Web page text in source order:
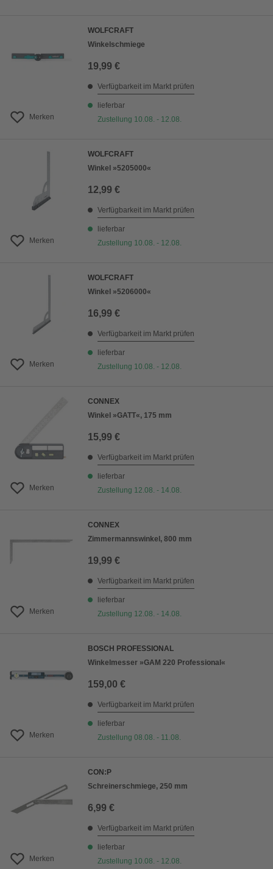
Merken
WOLFCRAFT
Winkelschmiege
19,99 €
Verfügbarkeit im Markt prüfen
lieferbar
Zustellung 10.08. - 12.08.
Merken
WOLFCRAFT
Winkel »5205000«
12,99 €
Verfügbarkeit im Markt prüfen
lieferbar
Zustellung 10.08. - 12.08.
Merken
WOLFCRAFT
Winkel »5206000«
16,99 €
Verfügbarkeit im Markt prüfen
lieferbar
Zustellung 10.08. - 12.08.
Merken
CONNEX
Winkel »GATT«, 175 mm
15,99 €
Verfügbarkeit im Markt prüfen
lieferbar
Zustellung 12.08. - 14.08.
Merken
CONNEX
Zimmermannswinkel, 800 mm
19,99 €
Verfügbarkeit im Markt prüfen
lieferbar
Zustellung 12.08. - 14.08.
Merken
BOSCH PROFESSIONAL
Winkelmesser »GAM 220 Professional«
159,00 €
Verfügbarkeit im Markt prüfen
lieferbar
Zustellung 08.08. - 11.08.
Merken
CON:P
Schreinerschmiege, 250 mm
6,99 €
Verfügbarkeit im Markt prüfen
lieferbar
Zustellung 10.08. - 12.08.